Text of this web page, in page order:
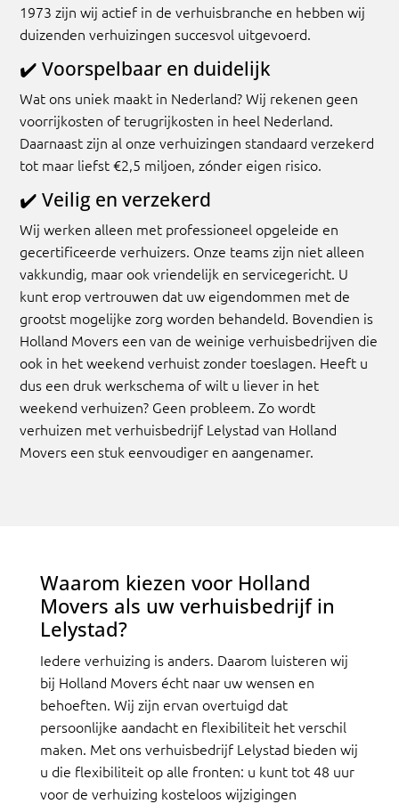
1973 zijn wij actief in de verhuisbranche en hebben wij
duizenden verhuizingen succesvol uitgevoerd.
✔️Voorspelbaar en duidelijk
Wat ons uniek maakt in Nederland? Wij rekenen geen
voorrijkosten of terugrijkosten in heel Nederland.
Daarnaast zijn al onze verhuizingen standaard verzekerd
tot maar liefst €2,5 miljoen, zónder eigen risico.
✔️Veilig en verzekerd
Wij werken alleen met professioneel opgeleide en
gecertificeerde verhuizers. Onze teams zijn niet alleen
vakkundig, maar ook vriendelijk en servicegericht. U
kunt erop vertrouwen dat uw eigendommen met de
grootst mogelijke zorg worden behandeld. Bovendien is
Holland Movers een van de weinige verhuisbedrijven die
ook in het weekend verhuist zonder toeslagen. Heeft u
dus een druk werkschema of wilt u liever in het
weekend verhuizen? Geen probleem. Zo wordt
verhuizen met verhuisbedrijf Lelystad van Holland
Movers een stuk eenvoudiger en aangenamer.
Waarom kiezen voor Holland
Movers als uw verhuisbedrijf in
Lelystad?
Iedere verhuizing is anders. Daarom luisteren wij
bij Holland Movers écht naar uw wensen en
behoeften. Wij zijn ervan overtuigd dat
persoonlijke aandacht en flexibiliteit het verschil
maken. Met ons verhuisbedrijf Lelystad bieden wij
u die flexibiliteit op alle fronten: u kunt tot 48 uur
voor de verhuizing kosteloos wijzigingen